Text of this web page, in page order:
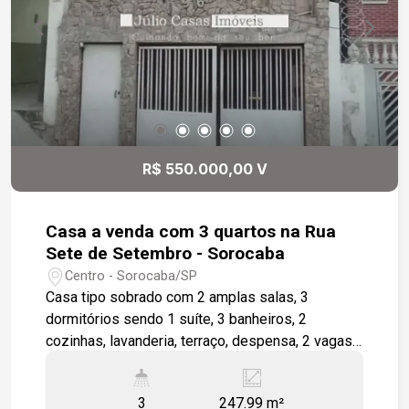
R$ 550.000,00 V
Casa a venda com 3 quartos na Rua
Sete de Setembro - Sorocaba
Centro - Sorocaba/SP
Casa tipo sobrado com 2 amplas salas, 3
dormitórios sendo 1 suíte, 3 banheiros, 2
cozinhas, lavanderia, terraço, despensa, 2 vagas
rua de fluxo intenso de veículos e pedestres,
3 247.99 m²